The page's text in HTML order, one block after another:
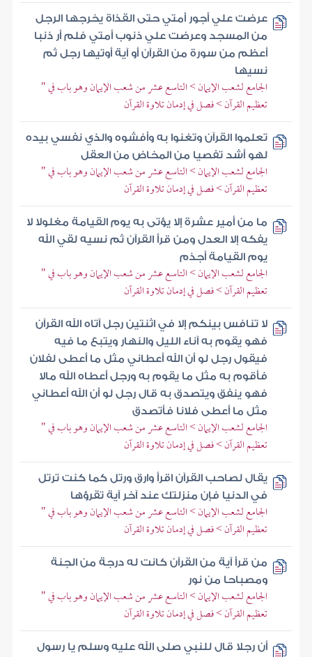
عرضت علي أجور أمتي حتى القذاة يخرجها الرجل
من المسجد وعرضت علي ذنوب أمتي فلم أر ذنبا
أعظم من سورة من القرآن أو آية أوتيها رجل ثم
نسيها
الجامع لشعب الإيمان > التاسع عشر من شعب الإيمان وهو باب في "
تعظيم القرآن > فصل في إدمان تلاوة القرآن
تعلموا القرآن وتغنوا به وأفشوه والذي نفسي بيده
لهو أشد تفصيا من المخاض من العقل
الجامع لشعب الإيمان > التاسع عشر من شعب الإيمان وهو باب في "
تعظيم القرآن > فصل في إدمان تلاوة القرآن
ما من أمير عشرة إلا يؤتى به يوم القيامة مغلولا لا
يفكه إلا العدل ومن قرأ القرآن ثم نسيه لقي الله
يوم القيامة أجذم
الجامع لشعب الإيمان > التاسع عشر من شعب الإيمان وهو باب في "
تعظيم القرآن > فصل في إدمان تلاوة القرآن
لا تنافس بينكم إلا في اثنتين رجل آتاه الله القرآن
فهو يقوم به آناء الليل والنهار ويتبع ما فيه
فيقول رجل لو أن الله أعطاني مثل ما أعطى لفلان
فأقوم به مثل ما يقوم به ورجل أعطاه الله مالا
فهو ينفق ويتصدق به قال رجل لو أن الله أعطاني
مثل ما أعطى فلانا فأتصدق
الجامع لشعب الإيمان > التاسع عشر من شعب الإيمان وهو باب في "
تعظيم القرآن > فصل في إدمان تلاوة القرآن
يقال لصاحب القرآن اقرأ وارق ورتل كما كنت ترتل
في الدنيا فإن منزلتك عند آخر آية تقرؤها
الجامع لشعب الإيمان > التاسع عشر من شعب الإيمان وهو باب في "
تعظيم القرآن > فصل في إدمان تلاوة القرآن
من قرأ آية من القرآن كانت له درجة من الجنة
ومصباحا من نور
الجامع لشعب الإيمان > التاسع عشر من شعب الإيمان وهو باب في "
تعظيم القرآن > فصل في إدمان تلاوة القرآن
أن رجلا قال للنبي صلى الله عليه وسلم يا رسول